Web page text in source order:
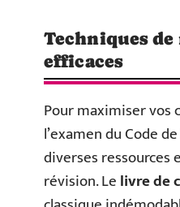
Techniques
efficaces
Pour maximiser vos
l’examen du Code
diverses ressources
révision. Lelivre de